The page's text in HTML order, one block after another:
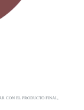
CON EL PRODUCTO FINAL,